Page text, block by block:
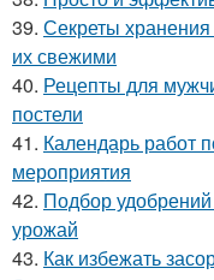
39. Секреты хранения
их свежими
40. Рецепты для
постели
41. Календарь работ
мероприятия
42. Подбор
урожай
43. Как избежать